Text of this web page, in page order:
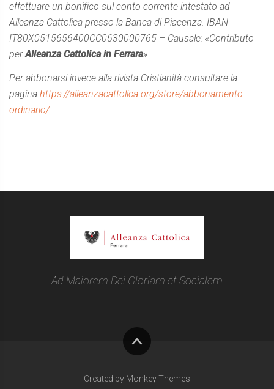
effettuare un bonifico sul conto corrente intestato ad
Alleanza Cattolica presso la Banca di Piacenza. IBAN
IT80X0515656400CC0630000765 – Causale: «Contributo
perAlleanza Cattolica in Ferrara»
Per abbonarsi invece alla rivista Cristianità consultare la
pagina https://alleanzacattolica.org/store/abbonamento-
ordinario/
Ad Maiorem Dei Gloriam et Socialem
Created by Monkey Themes